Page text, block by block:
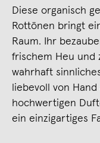
Diese organisch
Rottönen bringt
Raum. Ihr
frischem Heu und
wahrhaft
liebevoll von
hochwertigen
ein einzigartiges